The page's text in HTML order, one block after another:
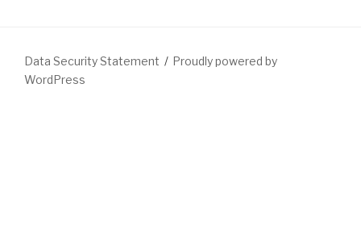
Data Security Statement
Proudly powered by
WordPress